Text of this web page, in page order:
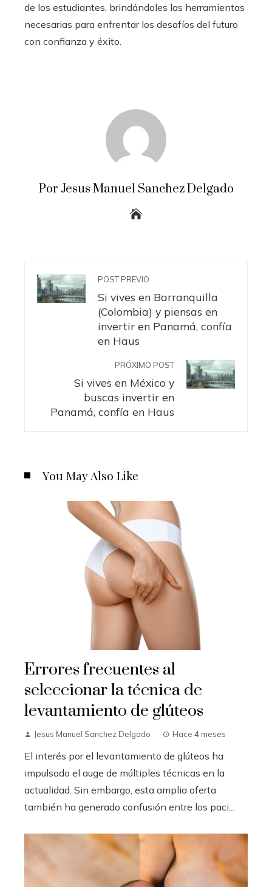
de los estudiantes, brindándoles las herramientas
necesarias para enfrentar los desafíos del futuro
con confianza y éxito.
Por Jesus Manuel Sanchez Delgado
POST PREVIO
Si vives en Barranquilla
(Colombia) y piensas en
invertir en Panamá, confía
en Haus
PRÓXIMO POST
Si vives en México y
buscas invertir en
Panamá, confía en Haus
You May Also Like
Errores frecuentes al
seleccionar la técnica de
levantamiento de glúteos
Jesus Manuel Sanchez Delgado Hace 4 meses
El interés por el levantamiento de glúteos ha
impulsado el auge de múltiples técnicas en la
actualidad. Sin embargo, esta amplia oferta
también ha generado confusión entre los paci...